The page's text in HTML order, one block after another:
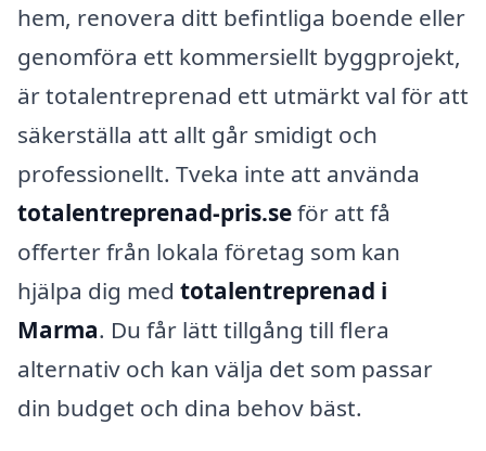
hem, renovera ditt befintliga boende eller
genomföra ett kommersiellt byggprojekt,
är totalentreprenad ett utmärkt val för att
säkerställa att allt går smidigt och
professionellt. Tveka inte att använda
totalentreprenad-pris.seför att få
offerter från lokala företag som kan
hjälpa dig med totalentreprenad i
Marma. Du får lätt tillgång till flera
alternativ och kan välja det som passar
din budget och dina behov bäst.